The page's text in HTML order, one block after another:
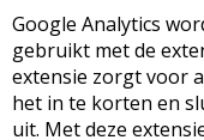
Google Analytics
gebruikt met de
extensie zorgt voor
het in te korten en
uit. Met deze